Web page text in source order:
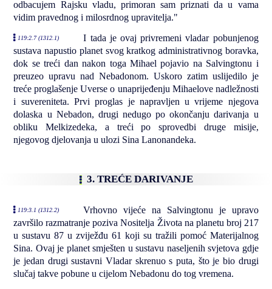
odbacujem Rajsku vladu, primoran sam priznati da u vama
vidim pravednog i milosrdnog upravitelja."
119:2.7 (1312.1)
I tada je ovaj privremeni vladar pobunjenog
sustava napustio planet svog kratkog administrativnog boravka,
dok se treći dan nakon toga Mihael pojavio na Salvingtonu i
preuzeo upravu nad Nebadonom. Uskoro zatim uslijedilo je
treće proglašenje Uverse o unaprijeđenju Mihaelove nadležnosti
i suvereniteta. Prvi proglas je napravljen u vrijeme njegova
dolaska u Nebadon, drugi nedugo po okončanju darivanja u
obliku Melkizedeka, a treći po sprovedbi druge misije,
njegovog djelovanja u ulozi Sina Lanonandeka.
3. TREĆE DARIVANJE
119:3.1 (1312.2)
Vrhovno vijeće na Salvingtonu je upravo
završilo razmatranje poziva Nositelja Života na planetu broj 217
u sustavu 87 u zviježđu 61 koji su tražili pomoć Materijalnog
Sina. Ovaj je planet smješten u sustavu naseljenih svjetova gdje
je jedan drugi sustavni Vladar skrenuo s puta, što je bio drugi
slučaj takve pobune u cijelom Nebadonu do tog vremena.